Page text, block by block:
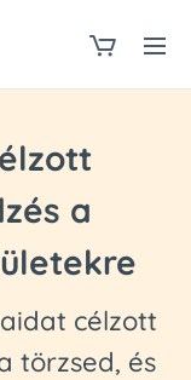
a
célzott
törzsed, és